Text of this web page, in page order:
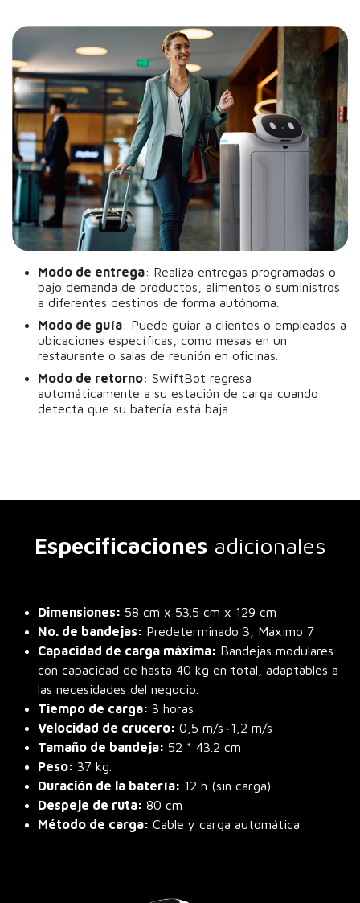
Modo de entrega: Realiza entregas programadas o
bajo demanda de productos, alimentos o suministros
a diferentes destinos de forma autónoma.
Modo de guía: Puede guiar a clientes o empleados a
ubicaciones específicas, como mesas en un
restaurante o salas de reunión en oficinas.
Modo de retorno: SwiftBot regresa
automáticamente a su estación de carga cuando
detecta que su batería está baja.
Especificaciones adicionales
Dimensiones: 58 cm x 53.5 cm x 129 cm
No. de bandejas: Predeterminado 3, Máximo 7
Capacidad de carga máxima: Bandejas modulares
con capacidad de hasta 40 kg en total, adaptables a
las necesidades del negocio.
Tiempo de carga: 3 horas
Velocidad de crucero: 0,5 m/s~1,2 m/s
Tamaño de bandeja: 52 * 43.2 cm
Peso: 37 kg.
Duración de la batería: 12 h (sin carga)
Despeje de ruta: 80 cm
Método de carga: Cable y carga automática